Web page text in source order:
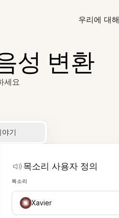
우리에 대해
성 변환
세요
야기
목소리 사용자 정의
목소리
Xavier